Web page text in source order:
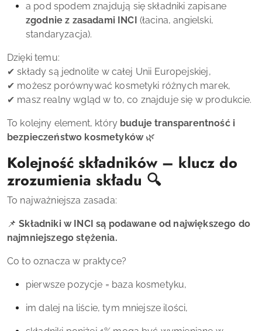
a pod spodem znajdują się składniki zapisane
zgodnie z zasadami INCI (łacina, angielski,
standaryzacja).
Dzięki temu:
✔ składy są jednolite w całej Unii Europejskiej,
✔ możesz porównywać kosmetyki różnych marek,
✔ masz realny wgląd w to, co znajduje się w produkcie.
To kolejny element, który buduje transparentność i
bezpieczeństwo kosmetyków🌿
Kolejność składników – klucz do
zrozumienia składu 🔍
To najważniejsza zasada:
📌Składniki w INCI są podawane od największego do
najmniejszego stężenia.
Co to oznacza w praktyce?
pierwsze pozycje = baza kosmetyku,
im dalej na liście, tym mniejsze ilości,